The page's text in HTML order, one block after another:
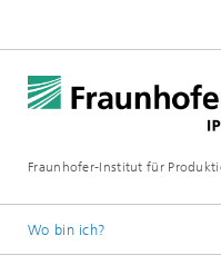
Fraunhofer-Institut für
Wo bin ich?